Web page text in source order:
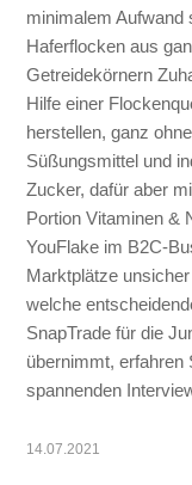
minimalem Aufwand
Haferflocken aus
Getreidekörnern
Hilfe einer
herstellen, ganz
Süßungsmittel und
Zucker, dafür aber
Portion Vitaminen &
YouFlake im B2C-
Marktplätze
welche
SnapTrade für die
übernimmt, erfahren
spannenden
14.07.2021